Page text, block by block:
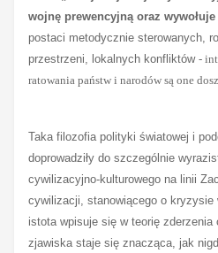
wojnę prewencyjną oraz
postaci metodycznie sterowanych,
przestrzeni, lokalnych konfliktów -
ratowania państw i narodów są one
Taka filozofia polityki światowej i
doprowadziły do szczególnie
cywilizacyjno-kulturowego na linii
cywilizacji, stanowiącego o kryzysie
istota wpisuje się w teorię
zjawiska staje się znacząca, jak